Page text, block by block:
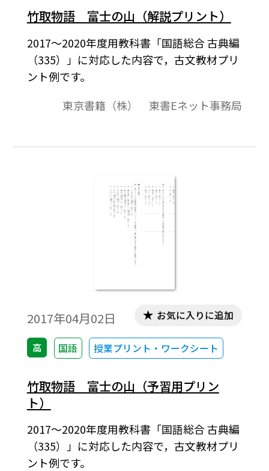
竹取物語 富士の山（解説プリント）
2017～2020年度用教科書「国語総合 古典編
（335）」に対応した内容で，古文教材プリ
ント例です。
東京書籍（株） 東書Eネット事務局
2017年04月02日
高 国語 授業プリント・ワークシート
お気に入りに追加
竹取物語 富士の山（予習用プリン
ト）
2017～2020年度用教科書「国語総合 古典編
（335）」に対応した内容で，古文教材プリ
ント例です。